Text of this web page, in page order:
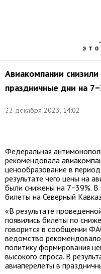
Авиакомпании
праздничные дни на
22 декабря 2023, 14:02
Дмитрий
Федеральная
рекомендовала
ценообразование в
результате чего цены на
были снижены на 7−39%. В
билеты на Северный
«В результате
появились билеты по
говорится в сообщении
ведомство
политику формирования
высокого спроса. В
авиаперелеты в